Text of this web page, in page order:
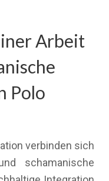
Arbeit
Polo
verbinden sich
schamanische